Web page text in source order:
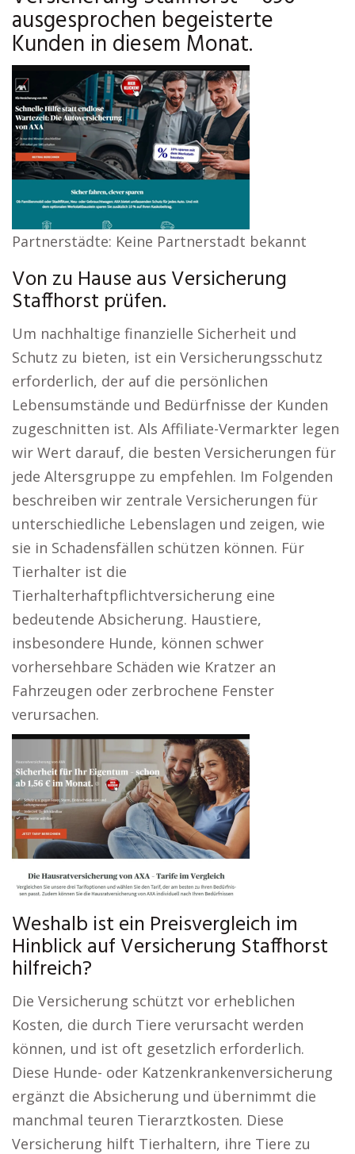
ausgesprochen begeisterte
Kunden in diesem Monat.
Partnerstädte: Keine Partnerstadt bekannt
Von zu Hause aus Versicherung
Staffhorst prüfen.
Um nachhaltige finanzielle Sicherheit und
Schutz zu bieten, ist ein Versicherungsschutz
erforderlich, der auf die persönlichen
Lebensumstände und Bedürfnisse der Kunden
zugeschnitten ist. Als Affiliate-Vermarkter legen
wir Wert darauf, die besten Versicherungen für
jede Altersgruppe zu empfehlen. Im Folgenden
beschreiben wir zentrale Versicherungen für
unterschiedliche Lebenslagen und zeigen, wie
sie in Schadensfällen schützen können. Für
Tierhalter ist die
Tierhalterhaftpflichtversicherung eine
bedeutende Absicherung. Haustiere,
insbesondere Hunde, können schwer
vorhersehbare Schäden wie Kratzer an
Fahrzeugen oder zerbrochene Fenster
verursachen.
Weshalb ist ein Preisvergleich im
Hinblick auf Versicherung Staffhorst
hilfreich?
Die Versicherung schützt vor erheblichen
Kosten, die durch Tiere verursacht werden
können, und ist oft gesetzlich erforderlich.
Diese Hunde- oder Katzenkrankenversicherung
ergänzt die Absicherung und übernimmt die
manchmal teuren Tierarztkosten. Diese
Versicherung hilft Tierhaltern, ihre Tiere zu